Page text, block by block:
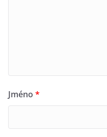
Jméno *